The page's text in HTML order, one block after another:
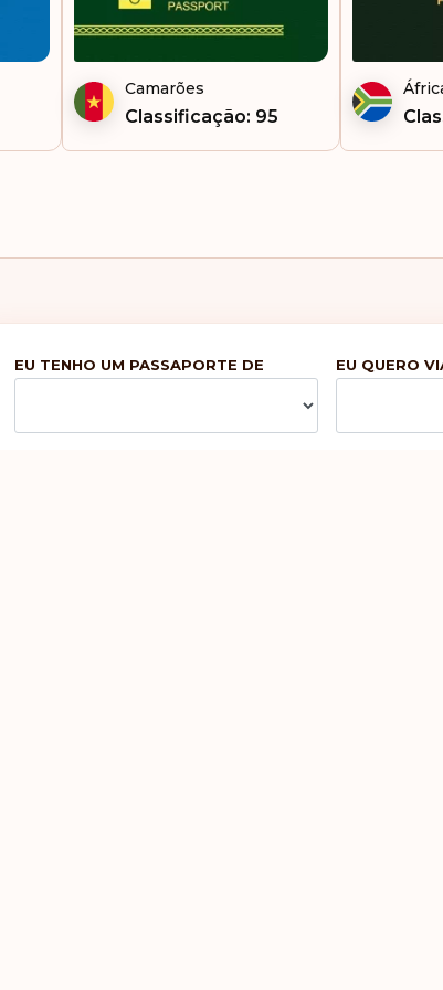
Camarões
Classificação: 95
EU TENHO UM PASSAPORTE DE EU QUERO